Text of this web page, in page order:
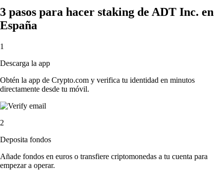
3 pasos para hacer staking de ADT Inc. en
España
1
Descarga la app
Obtén la app de Crypto.com y verifica tu identidad en minutos
directamente desde tu móvil.
2
Deposita fondos
Añade fondos en euros o transfiere criptomonedas a tu cuenta para
empezar a operar.